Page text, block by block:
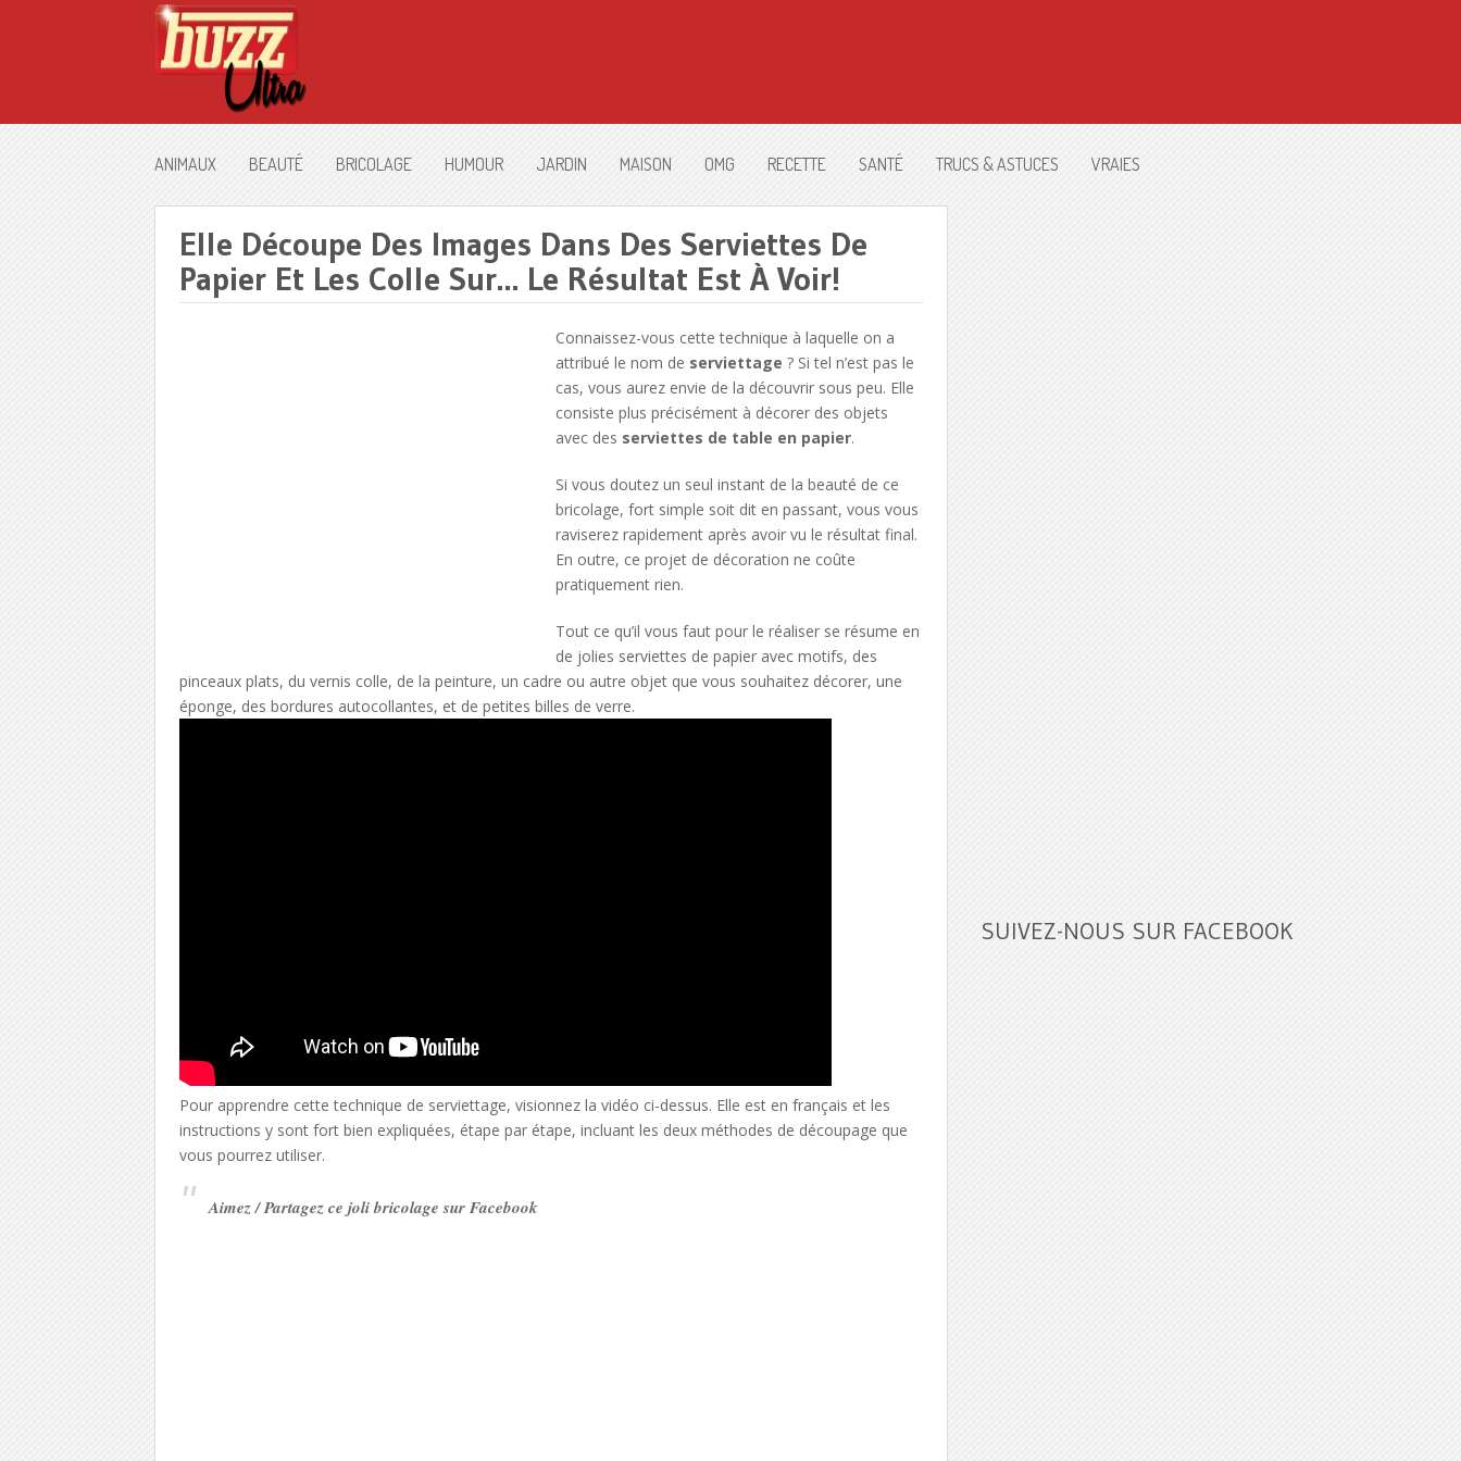
ANIMAUX BEAUTÉ BRICOLAGE HUMOUR JARDIN MAISON OMG RECETTE SANTÉ TRUCS & ASTUCES VRAIES
Elle Découpe Des Images Dans Des Serviettes De
Papier Et Les Colle Sur… Le Résultat Est À Voir!
Connaissez-vous cette technique à laquelle on a
attribué le nom de serviettage ? Si tel n’est pas le
cas, vous aurez envie de la découvrir sous peu. Elle
consiste plus précisément à décorer des objets
avec des serviettes de table en papier.
Si vous doutez un seul instant de la beauté de ce
bricolage, fort simple soit dit en passant, vous vous
raviserez rapidement après avoir vu le résultat final.
En outre, ce projet de décoration ne coûte
pratiquement rien.
Tout ce qu’il vous faut pour le réaliser se résume en
de jolies serviettes de papier avec motifs, des
pinceaux plats, du vernis colle, de la peinture, un cadre ou autre objet que vous souhaitez décorer, une
éponge, des bordures autocollantes, et de petites billes de verre.
Pour apprendre cette technique de serviettage, visionnez la vidéo ci-dessus. Elle est en français et les
instructions y sont fort bien expliquées, étape par étape, incluant les deux méthodes de découpage que
vous pourrez utiliser.
Aimez / Partagez ce joli bricolage sur Facebook
SUIVEZ-NOUS SUR FACEBOOK